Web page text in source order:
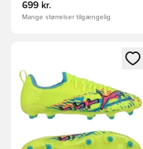
699 kr.
Mange størrelser tilgængelig
Åbner en Modal til at